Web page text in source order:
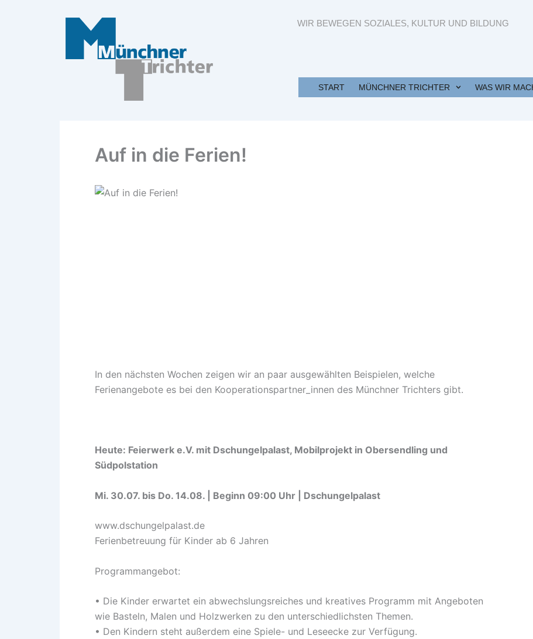
WIR BEWEGEN SOZIALES, KULTUR UND BILDUNG
START MÜNCHNER TRICHTER WAS WIR
Auf in die Ferien!
In den nächsten Wochen zeigen wir an paar ausgewählten Beispielen, welche
Ferienangebote es bei den Kooperationspartner_innen des Münchner Trichters gibt.
Heute: Feierwerk e.V. mit Dschungelpalast, Mobilprojekt in Obersendling und
Südpolstation
Mi. 30.07. bis Do. 14.08. | Beginn 09:00 Uhr | Dschungelpalast
www.dschungelpalast.de
Ferienbetreuung für Kinder ab 6 Jahren
Programmangebot:
• Die Kinder erwartet ein abwechslungsreiches und kreatives Programm mit Angeboten
wie Basteln, Malen und Holzwerken zu den unterschiedlichsten Themen.
• Den Kindern steht außerdem eine Spiele- und Leseecke zur Verfügung.